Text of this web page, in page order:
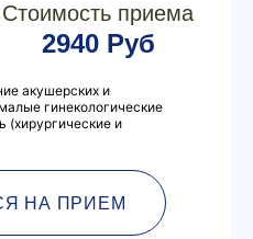
Стоимость приема
2940 Руб
акушерских и
гинекологические
(хирургические и
НА ПРИЕМ